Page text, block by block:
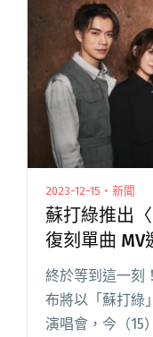
全文 "致敬已逝
個人全新單曲
2023-12-15・新聞
蘇打綠推出
復刻單曲 MV
當年畫作
終於等到這一刻
布將以「蘇打綠
演唱會，今（15